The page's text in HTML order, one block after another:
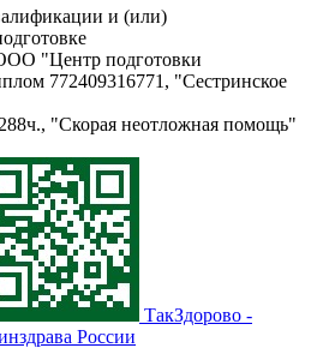
и (или)
"Центр подготовки
772409316771, "Сестринское
"Скорая неотложная помощь"
ТакЗдорово -
России